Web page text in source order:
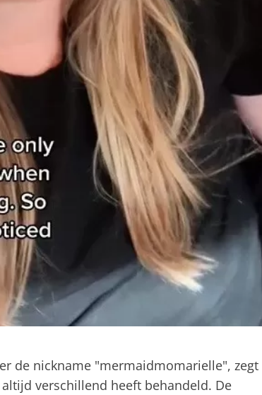
de nickname "mermaidmomarielle", zegt
verschillend heeft behandeld. De